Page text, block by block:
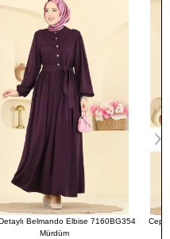
Bel
128
Cep Detaylı Elbiseli Takım 24017UKB139
Vizyon